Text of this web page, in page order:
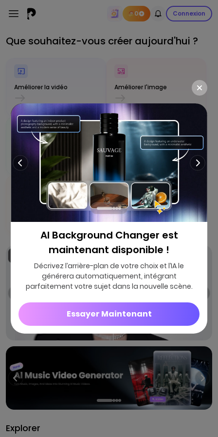
0 Connexion
Que souhaitez-vous créer aujourd'hui ?
Améliorer la vidéo Améliorer l'image
Générer une vidéo IA Générer une image IA
Générer de l'audio par IA
Explorer
AI Background Changer est
maintenant disponible !
Décrivez l’arrière-plan de votre choix et l’IA le
générera automatiquement, intégrant
parfaitement votre sujet dans la nouvelle scène.
Essayer Maintenant